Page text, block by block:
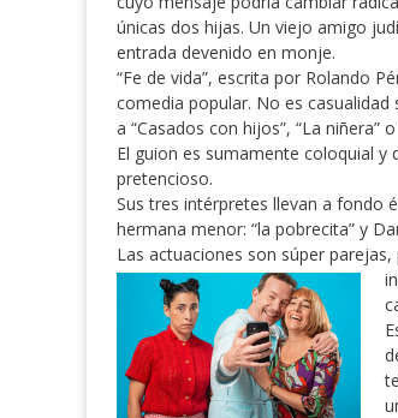
únicas dos hijas. Un viejo amigo
entrada devenido en monje.
“Fe de vida”, escrita por Rolando
comedia popular. No es
a “Casados con hijos”, “La niñera”
El guion es sumamente coloquial
pretencioso.
Sus tres intérpretes llevan a fondo
hermana menor: “la pobrecita” y
Las actuaciones son súper